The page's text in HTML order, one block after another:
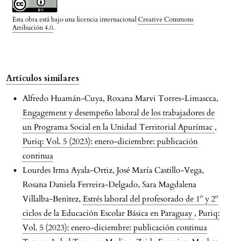
Esta obra está bajo una licencia internacionalCreative Commons
Atribución 4.0.
Artículos similares
Alfredo Huamán-Cuya, Roxana Marvi Torres-Limascca,
Engagement y desempeño laboral de los trabajadores de
un Programa Social en la Unidad Territorial Apurímac ,
Puriq: Vol. 5 (2023): enero-diciembre: publicación
continua
Lourdes Irma Ayala-Ortiz, José María Castillo-Vega,
Rosana Daniela Ferreira-Delgado, Sara Magdalena
Villalba-Benìtez, Estrés laboral del profesorado de 1º y 2º
ciclos de la Educación Escolar Básica en Paraguay , Puriq:
Vol. 5 (2023): enero-diciembre: publicación continua